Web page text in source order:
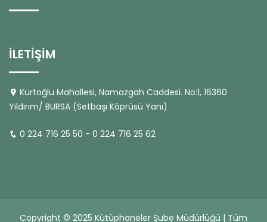
İLETİŞİM
Kurtoğlu Mahallesi, Namazgah Caddesi. No:1, 16360
Yıldırım/ BURSA (Setbaşı Köprüsü Yanı)
0 224 716 25 50 - 0 224 716 25 62
Copyright © 2025 Kütüphaneler Şube Müdürlüğü | Tüm